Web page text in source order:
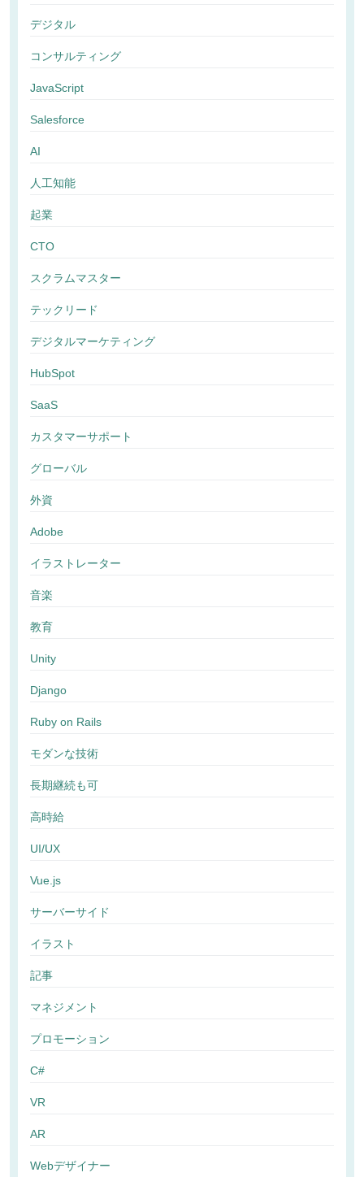
デジタル
コンサルティング
JavaScript
Salesforce
AI
人工知能
起業
CTO
スクラムマスター
テックリード
デジタルマーケティング
HubSpot
SaaS
カスタマーサポート
グローバル
外資
Adobe
イラストレーター
音楽
教育
Unity
Django
Ruby on Rails
モダンな技術
長期継続も可
高時給
UI/UX
Vue.js
サーバーサイド
イラスト
記事
マネジメント
プロモーション
C#
VR
AR
Webデザイナー